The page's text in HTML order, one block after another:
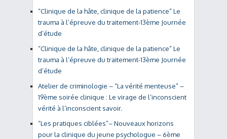
“Clinique de la hâte, clinique de la patience” Le
trauma à l’épreuve du traitement-13ème Journée
d’étude
“Clinique de la hâte, clinique de la patience” Le
trauma à l’épreuve du traitement-13ème Journée
d’étude
Atelier de criminologie – “La vérité menteuse” –
19ème soirée clinique : Le virage de l’inconscient
vérité à l’inconscient savoir.
“Les pratiques ciblées”– Nouveaux horizons
pour la clinique du jeune psychologue – 6ème